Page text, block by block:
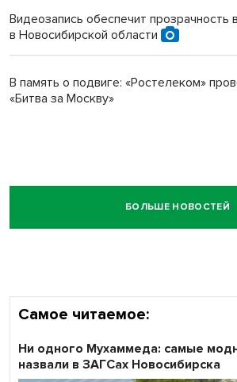
Видеозапись обеспечит прозрачность
в Новосибирской области
В память о подвиге: «Ростелеком»
«Битва за Москву»
БОЛЬШЕ НОВОСТЕЙ
Самое читаемое:
Ни одного Мухаммеда: самые
назвали в ЗАГСах Новосибирска